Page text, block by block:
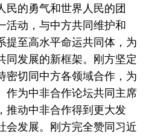
民的勇气和世界人民的团
活动，与中方共同维护和
提至高水平命运共同体，为
同发展的新框架。刚方坚定
密切同中方各领域合作，为
作为中非合作论坛共同主席
推动中非合作得到更大发
会发展。刚方完全赞同习近